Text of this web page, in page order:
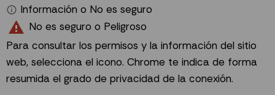
Información o No es seguro
No es seguro o Peligroso
Para consultar los permisos y la información del sitio
web, selecciona el icono. Chrome te indica de forma
resumida el grado de privacidad de la conexión.